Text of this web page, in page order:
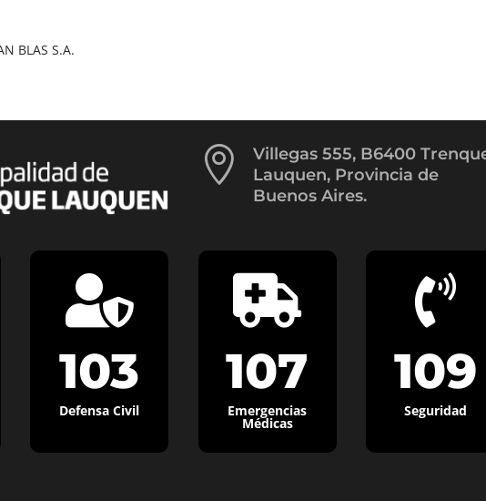
BLAS S.A.

Villegas 555, B6400
Lauquen, Provincia de
Buenos Aires.

103
Defensa Civil

107
Emergencias
Médicas

109
Seguridad